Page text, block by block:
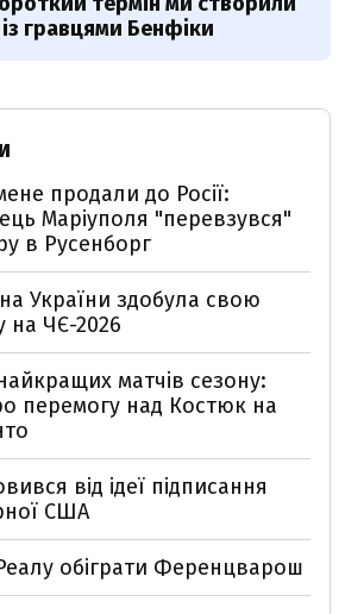
гравцями Бенфіки
продали до Росії:
Маріуполя "перевзувся"
в Русенборг
України здобула свою
на ЧЄ-2026
матчів сезону:
перемогу над Костюк на
від ідеї підписання
США
обіграти Ференцварош